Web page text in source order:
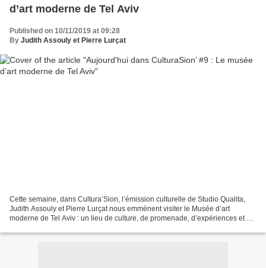
d’art moderne de Tel Aviv
Published on 10/11/2019 at 09:28
By Judith Assouly et Pierre Lurçat
Cette semaine, dans Cultura’Sion, l’émission culturelle de Studio Qualita,
Judith Assouly et Pierre Lurçat nous emmènent visiter le Musée d’art
moderne de Tel Aviv : un lieu de culture, de promenade, d’expériences et de